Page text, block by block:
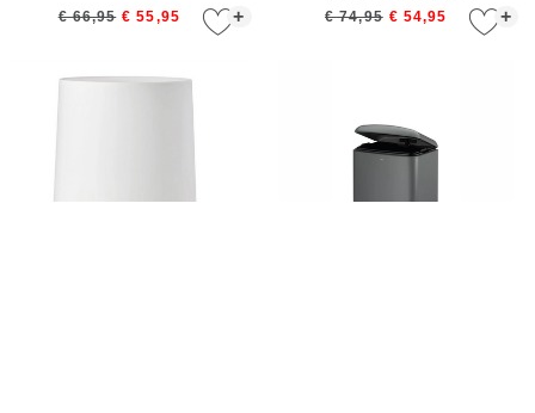
+
€ 66,95 € 55,95 +
€ 74,95 € 54,95